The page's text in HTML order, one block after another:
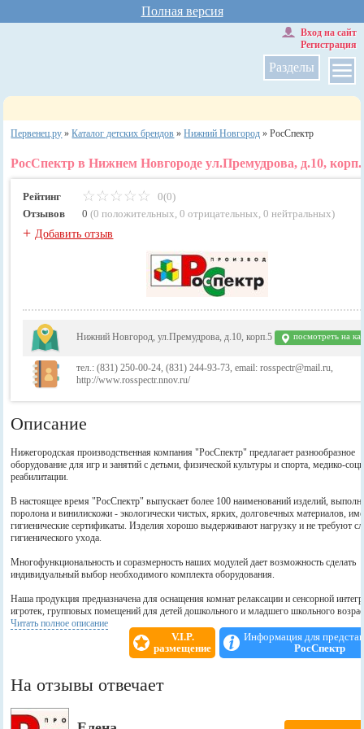
Полная версия
Разделы
Вход на сайт
Регистрация
Первенец.ру »Каталог детских брендов »Нижний Новгород »РосСпектр
РосСпектр в Нижнем Новгороде ул.Премудрова, д.10,
Рейтинг
0(0)
Отзывов
0 (0 положительных,0 отрицательных,0 нейтральных)
+Добавить отзыв
Нижний Новгород, ул.Премудрова, д.10, корп.5 посмотреть на
тел.: (831) 250-00-24, (831) 244-93-73, email: rosspectr@mail.ru,
http://www.rosspectr.nnov.ru/
Описание
Нижегородская производственная компания "РосСпектр" предлагает разнообразное
оборудование для игр и занятий с детьми, физической культуры и спорта, медико-
реабилитации.
В настоящее время "РосСпектр" выпускает более 100 наименований изделий,
поролона и винилискожи - экологически чистых, ярких, долговечных материалов,
гигиенические сертификаты. Изделия хорошо выдерживают нагрузку и не требуют
гигиенического ухода.
Многофункциональность и соразмерность наших модулей дает возможность сделать
индивидуальный выбор необходимого комплекта оборудования.
Наша продукция предназначена для оснащения комнат релаксации и сенсорной
игротек, групповых помещений для детей дошкольного и младшего школьного
кабинетов массажа, залов физкультуры и лечебной физкультуры. Оборудование
использовать для оснащения домашних детских игровых комнат.
Компания "РосСпектр" тесно сотрудничает с педагогами и методистами детских
помогают развить ребенка как творчески, так и физически.
На базе дошкольных учреждений города Нижний Новгород новинки нашей
проходят предпродажную проверку на качество и долговечность. Используя
Читать полное описание
V.I.P.
размещение
Информация для
РосСпектр
На отзывы отвечает